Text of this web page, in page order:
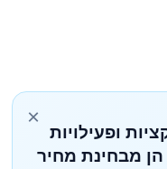
×
ופעילויות
הן מבחינת מחיר